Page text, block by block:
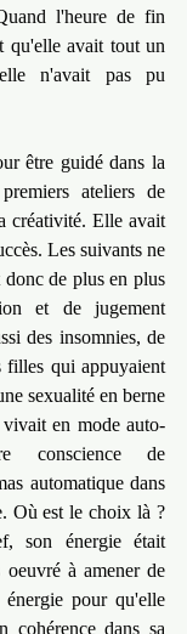
l'heure de fin
qu'elle avait tout un
n'avait pas pu
être guidé dans la
ateliers de
créativité. Elle avait
Les suivants ne
de plus en plus
et de jugement
des insomnies, de
filles qui appuyaient
sexualité en berne
en mode auto-
conscience de
automatique dans
Où est le choix là ?
son énergie était
à amener de
énergie pour qu'elle
cohérence dans sa